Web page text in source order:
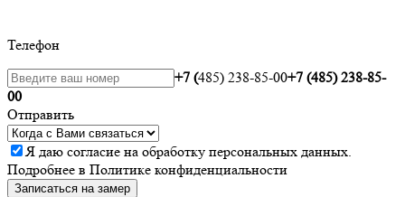
Телефон
+7 (485) 238-85-00+7 (485) 238-85-
00
Отправить
Я даю согласие на обработку персональных данных.
Подробнее в Политике конфиденциальности
Записаться на замер